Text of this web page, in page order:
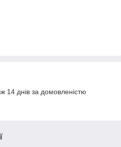
14 днів за домовленістю